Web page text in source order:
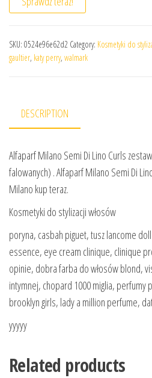
SKU: 0524e96e62d2 Category: Kosmetyki do
gaultier, katy perry, walmark
DESCRIPTION
Alfaparf Milano Semi Di Lino Curls
falowanych) . Alfaparf Milano Semi Di
Milano kup teraz.
Kosmetyki do stylizacji włosów
poryna, casbah piguet, tusz lancome
essence, eye cream clinique, clinique
opinie, dobra farba do włosów blond,
intymnej, chopard 1000 miglia,
brooklyn girls, lady a million perfume,
yyyyy
Related products